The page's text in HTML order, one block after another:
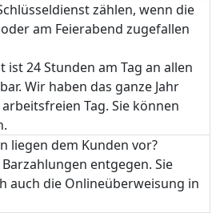
zählen, wenn die
am Feierabend zugefallen
ist 24 Stunden am Tag an allen
Wir haben das ganze Jahr
Tag. Sie können
liegen dem Kunden vor?
entgegen. Sie
auch die Onlineüberweisung in